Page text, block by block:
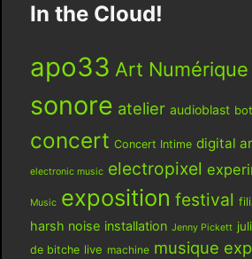
In the Cloud!
apo33 Art Numérique
sonore atelier audioblast bot
concert Concert Intime digital
electronic music electropixel
Music exposition festival
harsh noise installation Jenny Pickett
de bitche live machine musique